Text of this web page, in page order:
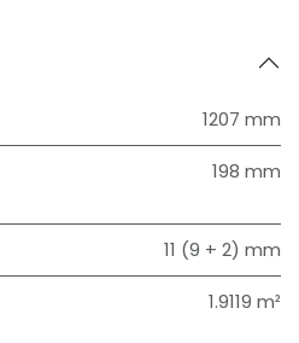
1207 mm
198 mm
11 (9 + 2) mm
1.9119 m²